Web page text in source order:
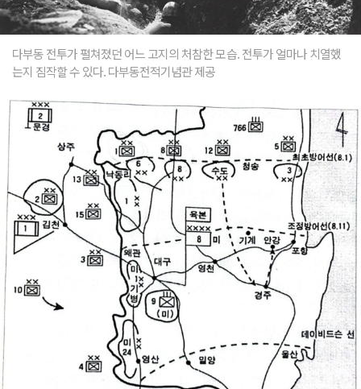
다부동 전투가 펼쳐졌던 어느 고지의 처참한 모습. 전투가 얼마나 치열했
는지 짐작할 수 있다. 다부동전적기념관 제공